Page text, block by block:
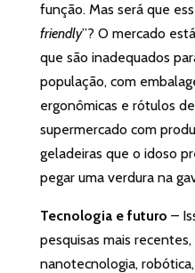
função. Mas será que
friendly”? O mercado
que são inadequados
população, com
ergonômicas e rótulos
supermercado com
geladeiras que o idoso
pegar uma verdura na
Tecnologia e futuro –
pesquisas mais
nanotecnologia,